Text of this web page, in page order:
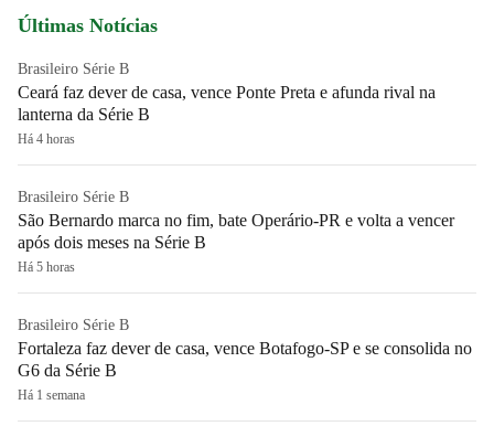
Últimas Notícias
Brasileiro Série B
Ceará faz dever de casa, vence Ponte Preta e afunda rival na
lanterna da Série B
Há 4 horas
Brasileiro Série B
São Bernardo marca no fim, bate Operário-PR e volta a vencer
após dois meses na Série B
Há 5 horas
Brasileiro Série B
Fortaleza faz dever de casa, vence Botafogo-SP e se consolida no
G6 da Série B
Há 1 semana